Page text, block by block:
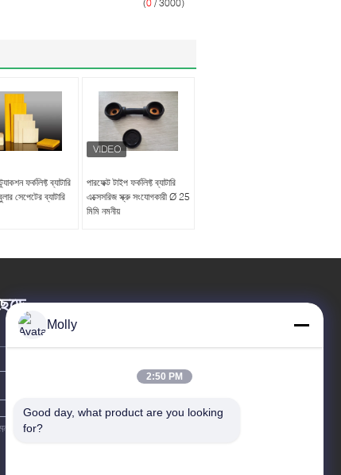
(0 / 3000)
ফর্কলিফ্ট ব্যাটারি
সেপেটের ব্যাটারি
পারফেক্ট টাইপ ফর্কলিফ্ট ব্যাটারি
এক্সেসরিজ স্ক্রু সংযোগকারী Ø 25
মিমি নমনীয়
Molly
2:50 PM
Good day, what product are you looking
for?